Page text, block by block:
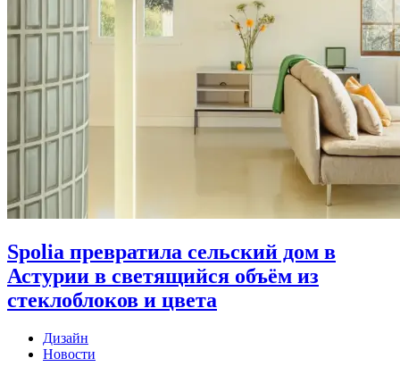
Spolia превратила сельский дом в
Астурии в светящийся объём из
стеклоблоков и цвета
Дизайн
Новости